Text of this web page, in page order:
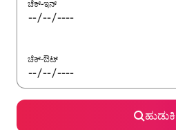
ಚೆಕ್-ಇನ್
ಚೆಕ್-ಔಟ್
ಹುಡುಕಿ